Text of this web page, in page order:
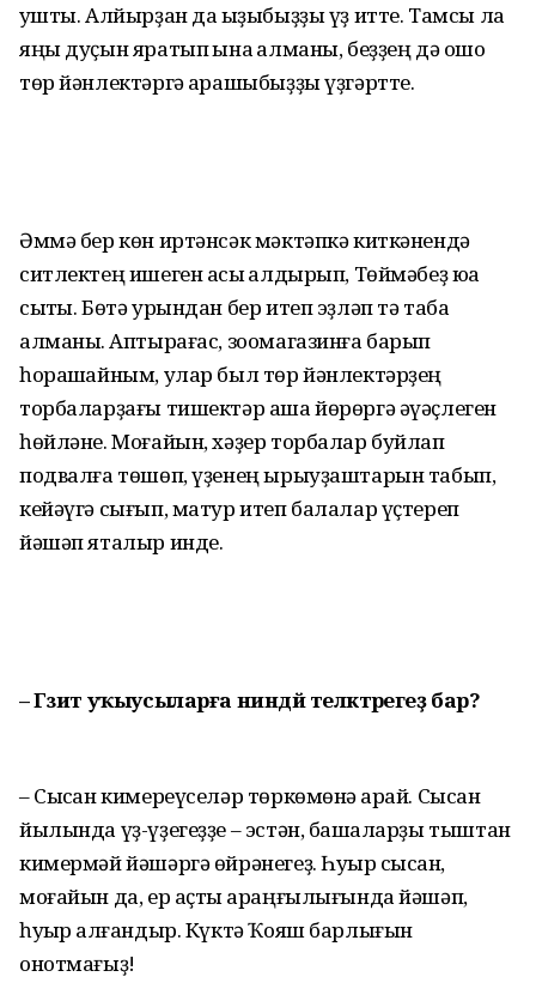
ҡушты. Алйырҙан да ҡыҙыбыҙҙы үҙ итте. Тамсы ла
яңы дуҫын яратып ҡына ҡалманы, беҙҙең дә ошо
төр йәнлектәргә ҡарашыбыҙҙы үҙгәртте.
Әммә бер көн иртәнсәк мәктәпкә киткәнендә
ситлектең ишеген асыҡ ҡалдырып, Төймәбеҙ юҡҡа
сыҡты. Бөтә урындан бер итеп эҙләп тә таба
алманыҡ. Аптырағас, зоомагазинға барып
һорашҡайным, улар был төр йәнлектәрҙең
торбаларҙағы тишектәр аша йөрөргә әүәҫлеген
һөйләне. Моғайын, хәҙер торбалар буйлап
подвалға төшөп, үҙенең ырыуҙаштарын табып,
кейәүгә сығып, матур итеп балалар үҫтереп
йәшәп яталыр инде.
– Гәзит уҡыусыларға ниндәй теләктәрегеҙ бар?
– Сысҡан кимереүселәр төркөмөнә ҡарай. Сысҡан
йылында үҙ-үҙегеҙҙе – эстән, башҡаларҙы тыштан
кимермәй йәшәргә өйрәнегеҙ. Һуҡыр сысҡан,
моғайын да, ер аҫты ҡараңғылығында йәшәп,
һуҡыр ҡалғандыр. Күктә Ҡояш барлығын
онотмағыҙ!